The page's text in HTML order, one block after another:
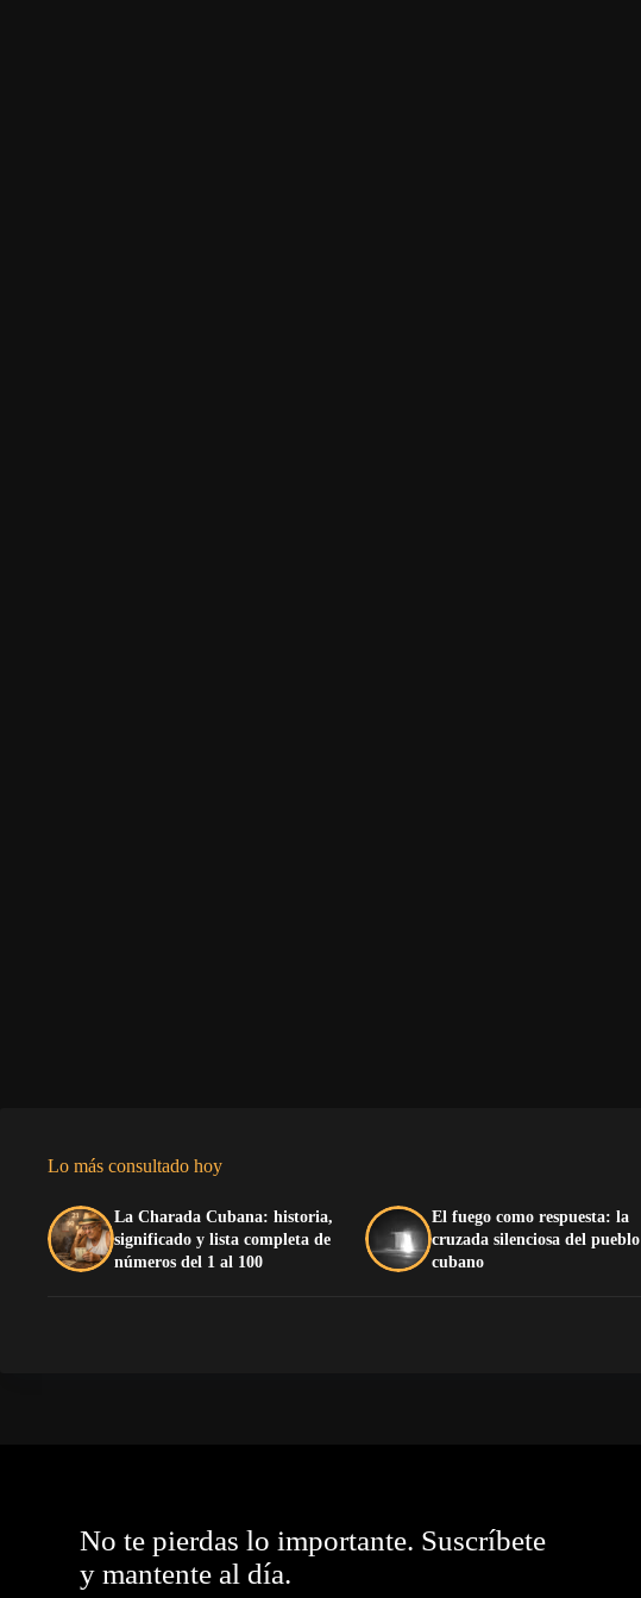
Lo más consultado hoy
La Charada Cubana: historia,
significado y lista completa de
números del 1 al 100
El fuego como respuesta: la
cruzada silenciosa del pueblo
cubano
No te pierdas lo importante. Suscríbete
y mantente al día.